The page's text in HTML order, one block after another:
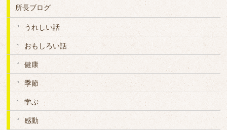
所長ブログ
うれしい話
おもしろい話
健康
季節
学ぶ
感動